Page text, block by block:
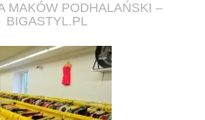
MAKÓW PODHALAŃSKI –
BIGASTYL.PL